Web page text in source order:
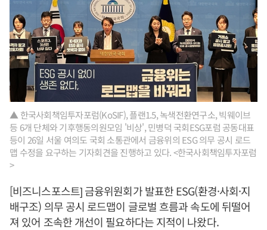
▲ 한국사회책임투자포럼(KoSIF), 플랜1.5, 녹색전환연구소, 빅웨이브
등 6개 단체와 기후행동의원모임 '비상', 민병덕 국회ESG포럼 공동대표
등이 26일 서울 여의도 국회 소통관에서 금융위의 ESG 의무 공시 로드
맵 수정을 요구하는 기자회견을 진행하고 있다. <한국사회책임투자포럼
>
[비즈니스포스트] 금융위원회가 발표한 ESG(환경·사회·지
배구조) 의무 공시 로드맵이 글로벌 흐름과 속도에 뒤떨어
져 있어 조속한 개선이 필요하다는 지적이 나왔다.